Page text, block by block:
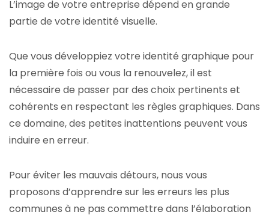
L’image de votre entreprise dépend en grande
partie de votre identité visuelle.
Que vous développiez votre identité graphique pour
la première fois ou vous la renouvelez, il est
nécessaire de passer par des choix pertinents et
cohérents en respectant les règles graphiques. Dans
ce domaine, des petites inattentions peuvent vous
induire en erreur.
Pour éviter les mauvais détours, nous vous
proposons d’apprendre sur les erreurs les plus
communes à ne pas commettre dans l’élaboration